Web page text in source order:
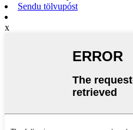
Sendu tölvupóst
x